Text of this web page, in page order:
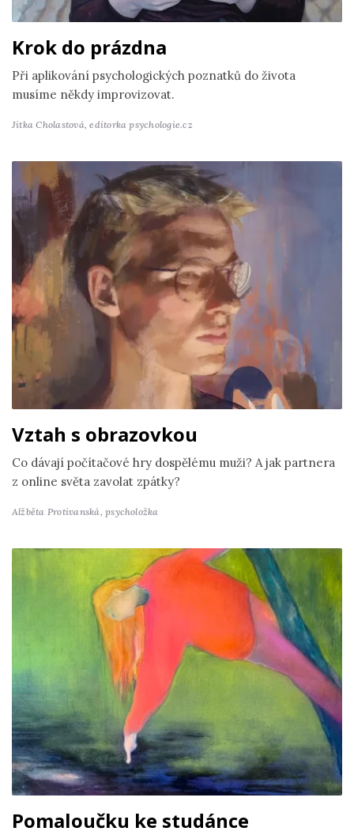
Krok do prázdna
Při aplikování psychologických poznatků do života
musíme někdy improvizovat.
Jitka Cholastová,editorka psychologie.cz
Vztah s obrazovkou
Co dávají počítačové hry dospělému muži? A jak partnera
z online světa zavolat zpátky?
Alžběta Protivanská,psycholožka
Pomaloučku ke studánce